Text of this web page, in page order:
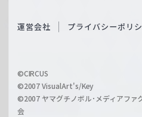
c
a
r
z
O
i
運営会社 プライバシーポリ
©CIRCUS
©2007 VisualArt's/Key
©2007 ヤマグチノボル･メディアファ
会